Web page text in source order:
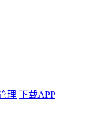
理 下载APP